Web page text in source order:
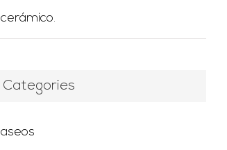
cerámico.
Categories
aseos